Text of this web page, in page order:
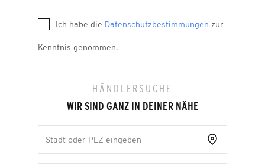
Ich habe die Datenschutzbestimmungen zur
Kenntnis genommen.
HÄNDLERSUCHE
WIR SIND GANZ IN DEINER NÄHE